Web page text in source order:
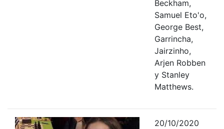
Beckham,
Samuel Eto'o,
George Best,
Garrincha,
Jairzinho,
Arjen Robben
y Stanley
Matthews.
20/10/2020